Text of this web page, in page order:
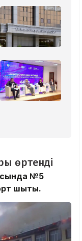
өртенді
№5
шықты.